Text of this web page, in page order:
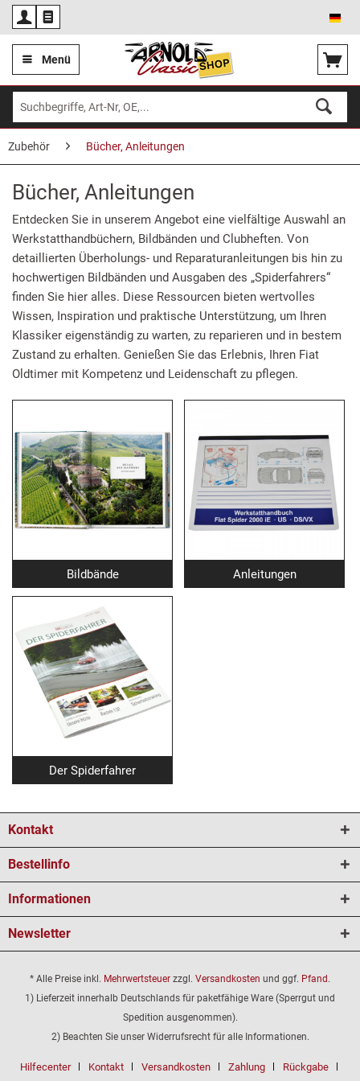
Menü
Zubehör Bücher, Anleitungen
Bücher, Anleitungen
Entdecken Sie in unserem Angebot eine vielfältige Auswahl an
Werkstatthandbüchern, Bildbänden und Clubheften. Von
detaillierten Überholungs- und Reparaturanleitungen bis hin zu
hochwertigen Bildbänden und Ausgaben des „Spiderfahrers“
finden Sie hier alles. Diese Ressourcen bieten wertvolles
Wissen, Inspiration und praktische Unterstützung, um Ihren
Klassiker eigenständig zu warten, zu reparieren und in bestem
Zustand zu erhalten. Genießen Sie das Erlebnis, Ihren Fiat
Oldtimer mit Kompetenz und Leidenschaft zu pflegen.
Bildbände Anleitungen
Der Spiderfahrer
Kontakt
Bestellinfo
Informationen
Newsletter
* Alle Preise inkl. Mehrwertsteuer zzgl. Versandkosten und ggf. Pfand.
1) Lieferzeit innerhalb Deutschlands für paketfähige Ware (Sperrgut und
Spedition ausgenommen).
2) Beachten Sie unser Widerrufsrecht für alle Informationen.
Hilfecenter Kontakt Versandkosten Zahlung Rückgabe